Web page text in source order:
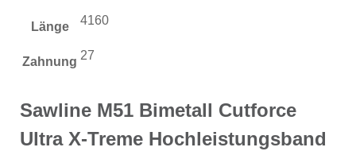
Länge 4160
Zahnung 27
Sawline M51 Bimetall Cutforce
Ultra X-Treme Hochleistungsband